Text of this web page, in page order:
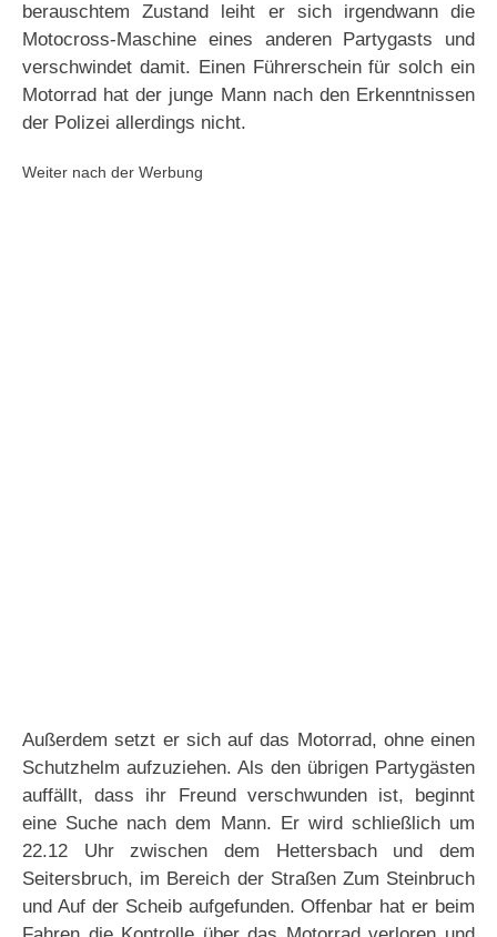
berauschtem Zustand leiht er sich irgendwann die
Motocross-Maschine eines anderen Partygasts und
verschwindet damit. Einen Führerschein für solch ein
Motorrad hat der junge Mann nach den Erkenntnissen
der Polizei allerdings nicht.
Weiter nach der Werbung
Außerdem setzt er sich auf das Motorrad, ohne einen
Schutzhelm aufzuziehen. Als den übrigen Partygästen
auffällt, dass ihr Freund verschwunden ist, beginnt
eine Suche nach dem Mann. Er wird schließlich um
22.12 Uhr zwischen dem Hettersbach und dem
Seitersbruch, im Bereich der Straßen Zum Steinbruch
und Auf der Scheib aufgefunden. Offenbar hat er beim